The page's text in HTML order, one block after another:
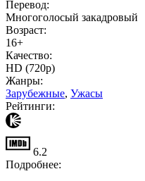
Перевод:
Многоголосый закадровый
Возраст:
16+
Качество:
HD (720p)
Жанры:
Зарубежные, Ужасы
Рейтинги:
6.2
Подробнее: